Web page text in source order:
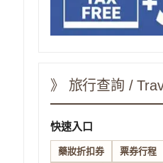
》 旅行查詢 /
快速入口
藥妝折扣券 票券行程